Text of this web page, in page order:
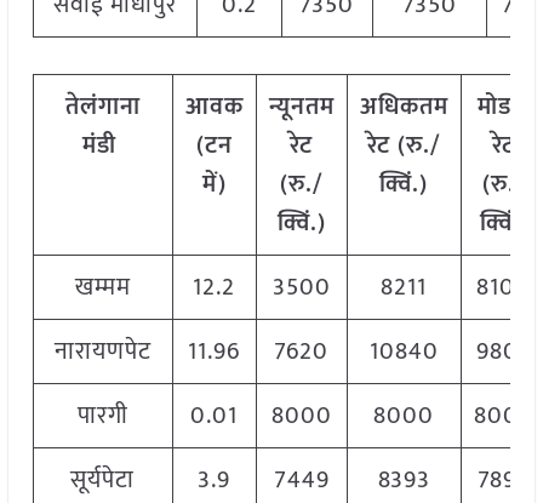
तेलंगाना
मंडी
आवक
(टन
में)
न्यूनतम
रेट
(रु./
क्विं.)
अधिकतम
रेट (रु./
क्विं.)
मोडल
रेट
(रु./
क्विं.)
खम्मम
12.2 3500 8211
8100
नारायणपेट
11.96 7620 10840
9805
पारगी
0.01 8000 8000
8000
सूर्यपेटा
3.9 7449 8393
7893